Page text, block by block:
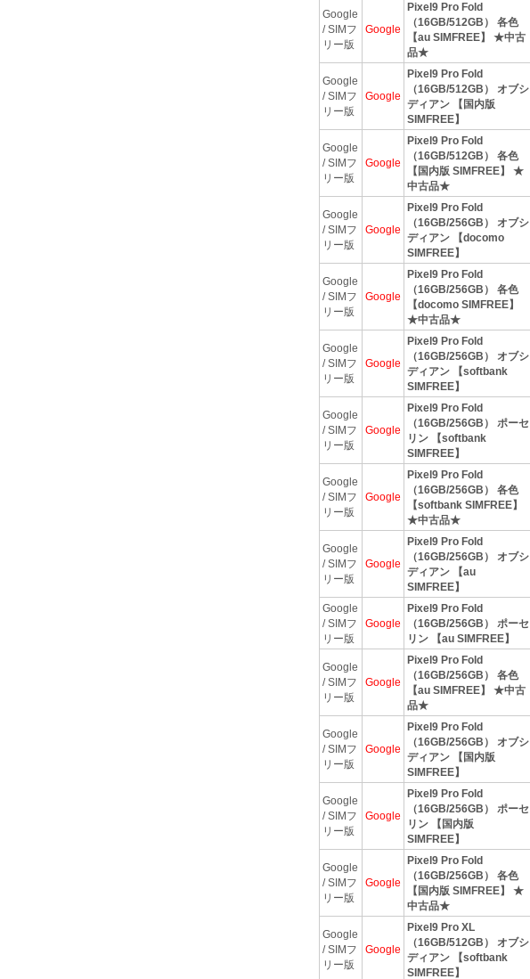
Google
/ SIMフ
リー版
Google
Pixel9 Pro Fold
（16GB/512GB） 各色
【au SIMFREE】 ★中古
品★
Google
/ SIMフ
リー版
Google
Pixel9 Pro Fold
（16GB/512GB） オブシ
ディアン 【国内版
SIMFREE】
Google
/ SIMフ
リー版
Google
Pixel9 Pro Fold
（16GB/512GB） 各色
【国内版 SIMFREE】 ★
中古品★
Google
/ SIMフ
リー版
Google
Pixel9 Pro Fold
（16GB/256GB） オブシ
ディアン 【docomo
SIMFREE】
Google
/ SIMフ
リー版
Google
Pixel9 Pro Fold
（16GB/256GB） 各色
【docomo SIMFREE】
★中古品★
Google
/ SIMフ
リー版
Google
Pixel9 Pro Fold
（16GB/256GB） オブシ
ディアン 【softbank
SIMFREE】
Google
/ SIMフ
リー版
Google
Pixel9 Pro Fold
（16GB/256GB） ポーセ
リン 【softbank
SIMFREE】
Google
/ SIMフ
リー版
Google
Pixel9 Pro Fold
（16GB/256GB） 各色
【softbank SIMFREE】
★中古品★
Google
/ SIMフ
リー版
Google
Pixel9 Pro Fold
（16GB/256GB） オブシ
ディアン 【au
SIMFREE】
Google
/ SIMフ
リー版
Google
Pixel9 Pro Fold
（16GB/256GB） ポーセ
リン 【au SIMFREE】
Google
/ SIMフ
リー版
Google
Pixel9 Pro Fold
（16GB/256GB） 各色
【au SIMFREE】 ★中古
品★
Google
/ SIMフ
リー版
Google
Pixel9 Pro Fold
（16GB/256GB） オブシ
ディアン 【国内版
SIMFREE】
Google
/ SIMフ
リー版
Google
Pixel9 Pro Fold
（16GB/256GB） ポーセ
リン 【国内版
SIMFREE】
Google
/ SIMフ
リー版
Google
Pixel9 Pro Fold
（16GB/256GB） 各色
【国内版 SIMFREE】 ★
中古品★
Google
/ SIMフ
リー版
Google
Pixel9 Pro XL
（16GB/512GB） オブシ
ディアン 【softbank
SIMFREE】